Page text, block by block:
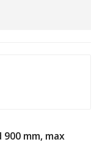
mm, max